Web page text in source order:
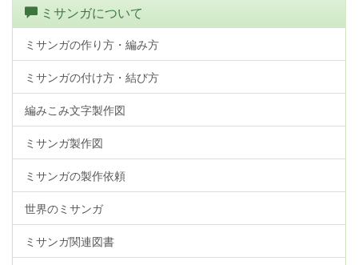
ミサンガについて
ミサンガの作り方・編み方
ミサンガの付け方・結び方
編みこみ文字製作図
ミサンガ製作図
ミサンガの製作依頼
世界のミサンガ
ミサンガ関連図書